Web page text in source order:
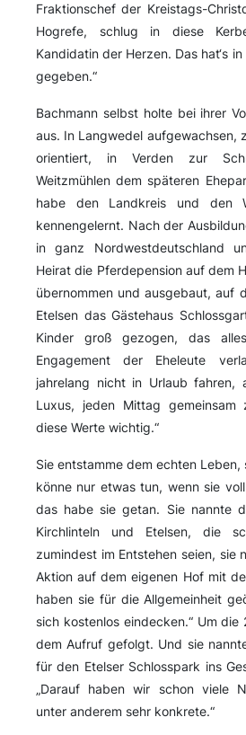
Fraktionschef der Kreistags-
Hogrefe, schlug in diese
Kandidatin der Herzen. Das hat‘s
gegeben.“
Bachmann selbst holte bei ihrer
aus. In Langwedel aufgewachsen,
orientiert, in Verden zur
Weitzmühlen dem späteren
habe den Landkreis und den
kennengelernt. Nach der
in ganz Nordwestdeutschland
Heirat die Pferdepension auf dem
übernommen und ausgebaut, auf
Etelsen das Gästehaus
Kinder groß gezogen, das
Engagement der Eheleute
jahrelang nicht in Urlaub fahren,
Luxus, jeden Mittag gemeinsam
diese Werte wichtig.“
Sie entstamme dem echten Leben,
könne nur etwas tun, wenn sie
das habe sie getan. Sie nannte
Kirchlinteln und Etelsen, die
zumindest im Entstehen seien, sie
Aktion auf dem eigenen Hof mit
haben sie für die Allgemeinheit
sich kostenlos eindecken.“ Um die
dem Aufruf gefolgt. Und sie
für den Etelser Schlosspark ins
„Darauf haben wir schon viele
unter anderem sehr konkrete.“